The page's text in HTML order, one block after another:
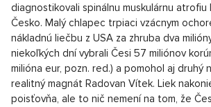
diagnostikovali spinálnu muskulárnu atrofiu
Česko. Malý chlapec trpiaci vzácnym
nákladnú liečbu z USA za zhruba dva
niekoľkých dní vybrali Česi 57 miliónov
milióna eur, pozn. red.) a pomohol aj druhý
realitný magnát Radovan Vítek. Liek
poisťovňa, ale to nič nemení na tom, že